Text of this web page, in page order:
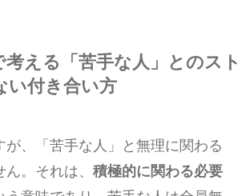
考える「苦手な人」とのスト
い付き合い方
が、「苦手な人」と無理に関わる
。それは、 積極的に関わる必要